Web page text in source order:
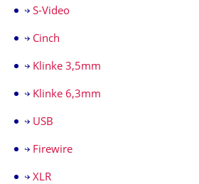
S-Video
Cinch
Klinke 3,5mm
Klinke 6,3mm
USB
Firewire
XLR